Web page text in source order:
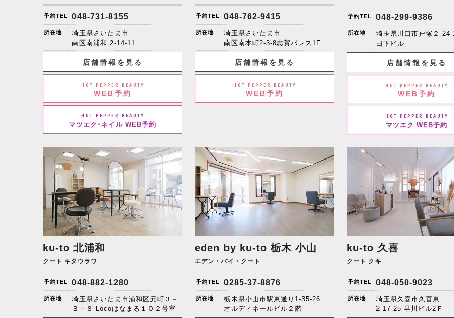
予約TEL 048-731-8155
所在地
埼玉県さいたま市
南区南浦和 2-14-11
店舗情報を見る
HOT PEPPER BEAUTY
WEB予約
HOT PEPPER BEAUTY
マツエク･ネイル WEB予約
予約TEL 048-762-9415
所在地
埼玉県さいたま市
南区南本町2-3-8志賀パレス1F
店舗情報を見る
HOT PEPPER BEAUTY
WEB予約
予約TEL 048-299-9386
所在地
埼玉県川口市戸塚２-
日下ビル
店舗情報を見る
HOT PEPPER BEAUTY
WEB予約
HOT PEPPER BEAUTY
マツエク WEB予約
ku-to 北浦和
クート キタウラワ
予約TEL 048-882-1280
所在地
埼玉県さいたま市浦和区元町３－
３－８ Locoはなまる１０２号室
eden by ku-to 栃木 小山
エデン・バイ・クート
予約TEL 0285-37-8876
所在地
栃木県小山市駅東通り1-35-26
オルディネールビル２階
ku-to 久喜
クート クキ
予約TEL 048-050-9023
所在地
埼玉県久喜市久喜東
2-17-25 早川ビル2Ｆ